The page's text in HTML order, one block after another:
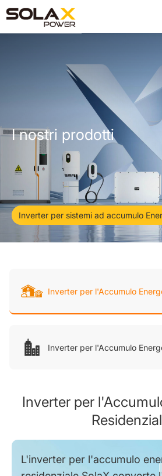
I nostri prodotti
Inverter per sistemi ad accumulo
Inverter per l'Accumulo
Inverter per l'Accumulo
Inverter per
L'inverter per l'accumulo